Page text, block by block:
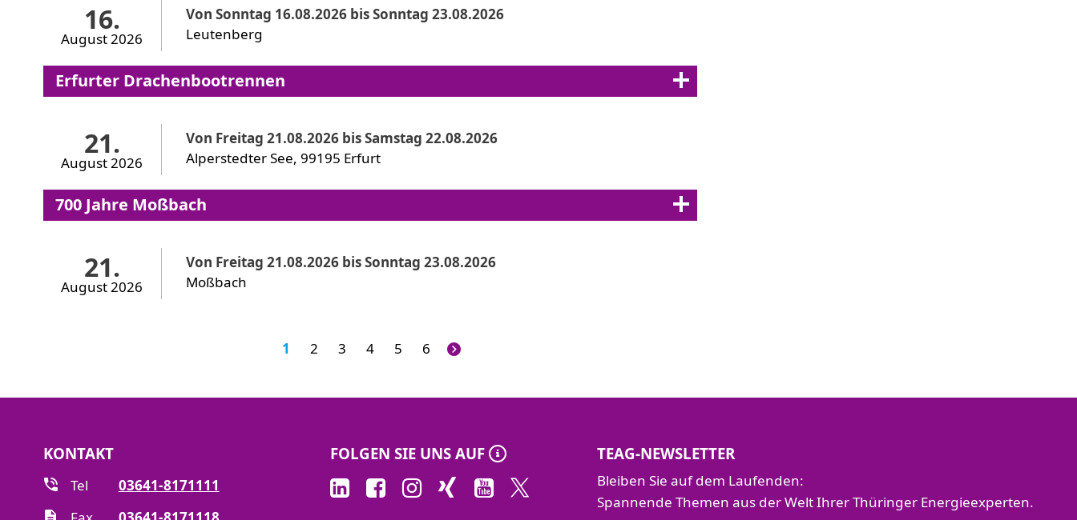
16.
August 2026
Von Sonntag 16.08.2026 bis Sonntag 23.08.2026
Leutenberg
Erfurter Drachenbootrennen
21.
August 2026
Von Freitag 21.08.2026 bis Samstag 22.08.2026
Alperstedter See, 99195 Erfurt
700 Jahre Moßbach
21.
August 2026
Von Freitag 21.08.2026 bis Sonntag 23.08.2026
Moßbach
1 2 3 4 5 6
KONTAKT
Tel
03641-8171111
FOLGEN SIE UNS AUF TEAG-NEWSLETTER
Bleiben Sie auf dem Laufenden:
Spannende Themen aus der Welt Ihrer Thüringer Energieexperten.